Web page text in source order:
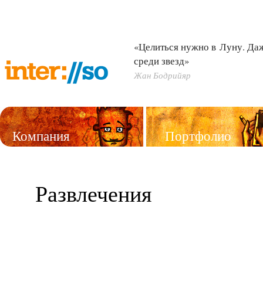
«Целиться нужно в Луну.
среди звезд»
Жан Бодрийяр
Компания Портфолио
Развлечения